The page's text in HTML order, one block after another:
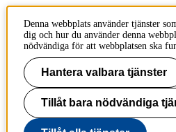
Jobba på KTH
Press och media
Faktura och betalning KTH
Om KTH:s webbplatser
Tillgänglighetsredogörelse
Denna webbplats använder tjänster
dig och hur du använder denna
nödvändiga för att webbplatsen ska
Hantera valbara tjänster
Tillåt bara nödvändiga